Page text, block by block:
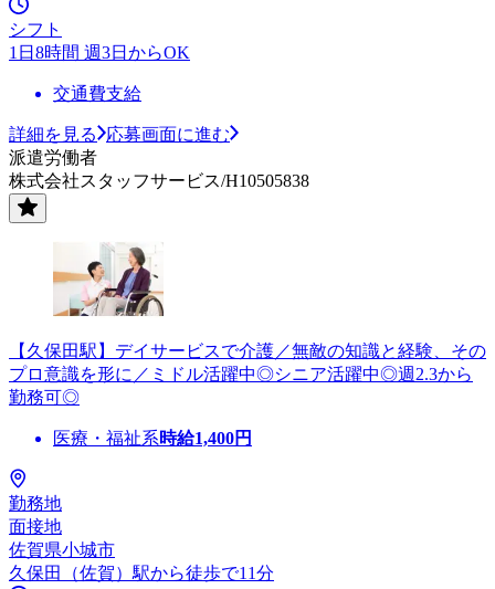
シフト
1日8時間 週3日からOK
交通費支給
詳細を見る
応募画面に進む
派遣労働者
株式会社スタッフサービス/H10505838
【久保田駅】デイサービスで介護／無敵の知識と経験、その
プロ意識を形に／ミドル活躍中◎シニア活躍中◎週2.3から
勤務可◎
医療・福祉系時給1,400円
勤務地
面接地
佐賀県小城市
久保田（佐賀）駅から徒歩で11分